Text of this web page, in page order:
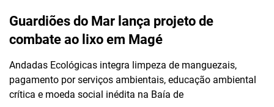
Guardiões do Mar lança projeto de
combate ao lixo em Magé
Andadas Ecológicas integra limpeza de manguezais,
pagamento por serviços ambientais, educação ambiental
crítica e moeda social inédita na Baía de